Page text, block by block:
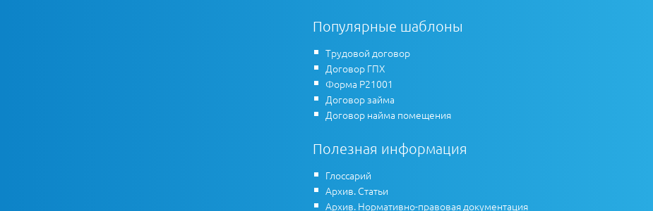
Популярные шаблоны
Трудовой договор
Договор ГПХ
Форма Р21001
Договор займа
Договор найма помещения
Полезная информация
Глоссарий
Архив. Статьи
Архив. Нормативно-правовая документация